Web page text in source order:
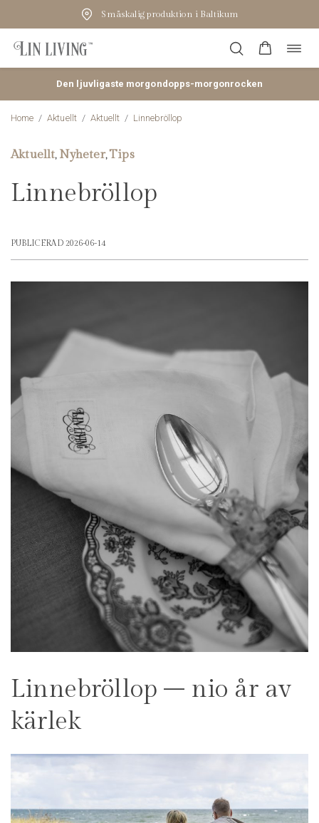
Småskalig produktion i Baltikum
Hoppa
till
Den ljuvligaste morgondopps-morgonrocken
Home / Aktuellt / Aktuellt / Linnebröllop
Aktuellt, Nyheter,Tips
Linnebröllop
PUBLICERAD 2026-06-14
Linnebröllop – nio år av
kärlek